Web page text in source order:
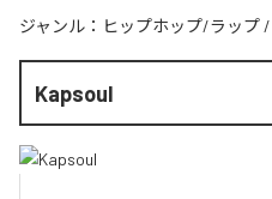
ジャンル： ヒップホップ/ラップ /
Kapsoul